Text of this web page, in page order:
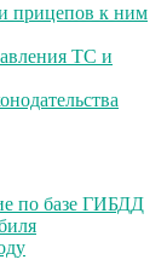
прицепов к ним
ТС и
по базе ГИБДД